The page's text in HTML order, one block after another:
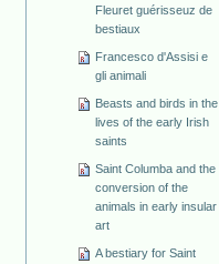
Fleuret guérisseuz de
bestiaux
Francesco d'Assisi e
gli animali
Beasts and birds in the
lives of the early Irish
saints
Saint Columba and the
conversion of the
animals in early insular
art
A bestiary for Saint